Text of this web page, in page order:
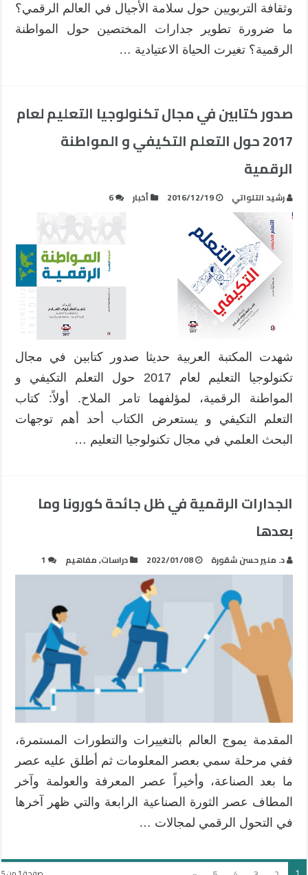
وثقافة التربويين حول سلامة الأجيال في العالم الرقمي؟
ما ضرورة تطوير جدارات المختصين حول المواطنة
الرقمية؟ تغيرت الحياة الاعتيادية …
صدور كتابين في مجال تكنولوجيا التعليم لعام
2017 حول التعلم التكيفي و المواطنة
الرقمية
رشيد التلواتي 2016/12/19 أخبار 6
شهدت المكتبة العربية حديثا صدور كتابين في مجال
تكنولوجيا التعليم لعام 2017 حول التعلم التكيفي و
المواطنة الرقمية، لمؤلفهما تامر الملاح. أولاً: كتاب
التعلم التكيفي و يستعرض الكتاب أحد أهم توجهات
البحث العلمي في مجال تكنولوجيا التعليم …
الجدارات الرقمية في ظل جائحة كورونا وما
بعدها
د. منير حسن شقورة 2022/01/08 دراسات,مفاهيم 1
المقدمة يموج العالم بالتغييرات والتطورات المستمرة،
ففي مرحلة سمي بعصر المعلومات ثم أطلق عليه عصر
ما بعد الصناعة، وأخيراً عصر المعرفة والعولمة وآخر
المطاف عصر الثورة الصناعية الرابعة والتي ظهر آخرها
في التحول الرقمي لمجالات …